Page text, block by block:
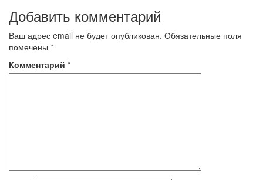
Добавить комментарий
Ваш адрес email не будет опубликован. Обязательные поля
помечены *
Комментарий *